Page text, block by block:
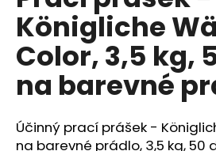
0,0
5
hvězdiček.
Königliche
Color, 3,5 kg,
na barevné
Účinný prací prášek -
na barevné prádlo, 3,5 kg, 50
a
j
í
t
?